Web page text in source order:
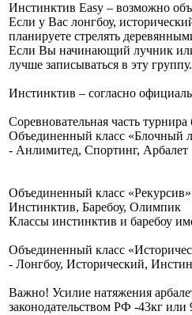
Инстинктив Easy – возможно
Если у Вас лонгбоу,
планируете стрелять
Если Вы начинающий лучник или
лучше записываться в эту группу.
Инстинктив – согласно
Соревновательная часть
Объединенный класс «Блочный
- Анлимитед, Спортинг, Арбалет
Объединенный класс
Инстинктив, Баребоу, Олимпик
Классы инстинктив и баребоу
Объединенный класс
- Лонгбоу, Исторический,
Важно! Усилие натяжения
законодательством РФ -43кг или